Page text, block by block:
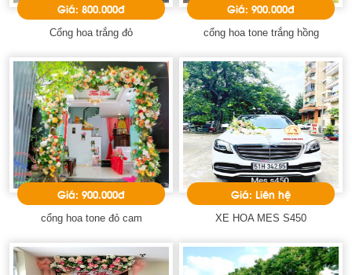
Giá: 800.000đ
Cổng hoa trắng đỏ
Giá: 900.000đ
cổng hoa tone trắng hồng
Giá: 900.000đ
cổng hoa tone đỏ cam
Giá: Liên hệ
XE HOA MES S450